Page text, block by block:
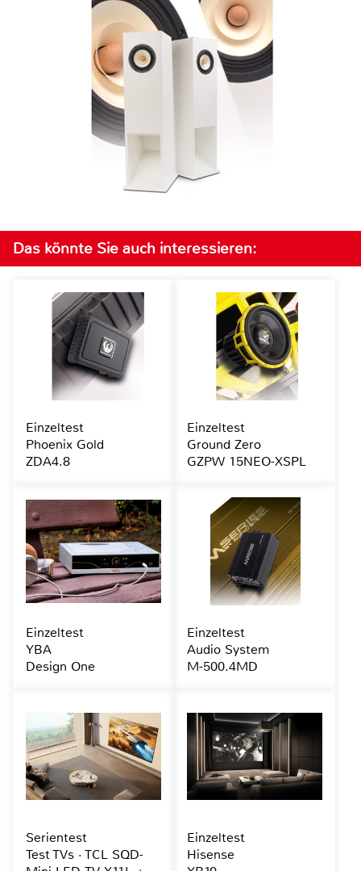
Das könnte Sie auch interessieren:
Einzeltest
Phoenix Gold
ZDA4.8
Einzeltest
Ground Zero
GZPW 15NEO-XSPL
Einzeltest
YBA
Design One
Einzeltest
Audio System
M-500.4MD
Serientest
Test TVs · TCL SQD-
Einzeltest
Hisense